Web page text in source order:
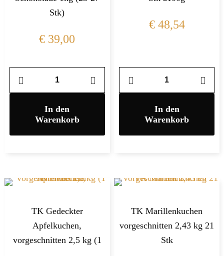
Stk)
€ 39,00
In den
Warenkorb
€48,54
In den
Warenkorb
TK Gedeckter
Apfelkuchen,
vorgeschnitten 2,5 kg (1
TK Marillenkuchen
vorgeschnitten 2,43 kg 21
Stk